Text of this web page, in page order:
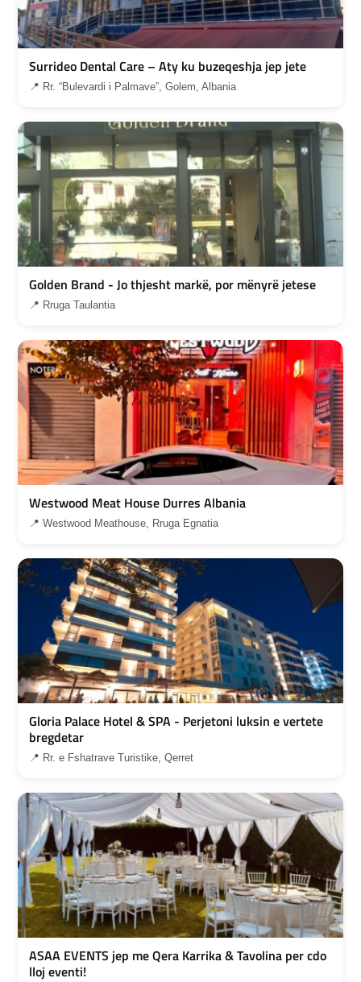
Surrideo Dental Care – Aty ku buzeqeshja jep jete
📍 Rr. “Bulevardi i Palmave”, Golem, Albania
Golden Brand - Jo thjesht markë, por mënyrë jetese
📍 Rruga Taulantia
Westwood Meat House Durres Albania
📍 Westwood Meathouse, Rruga Egnatia
Gloria Palace Hotel & SPA - Perjetoni luksin e vertete
bregdetar
📍 Rr. e Fshatrave Turistike, Qerret
ASAA EVENTS jep me Qera Karrika & Tavolina per cdo
lloj eventi!